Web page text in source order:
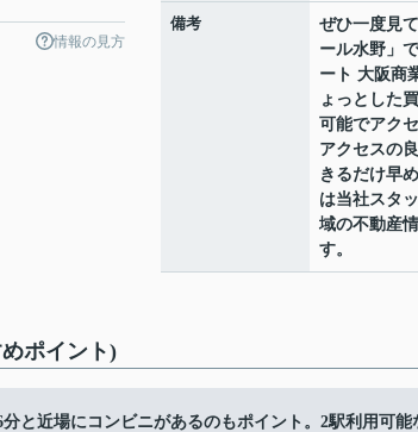
情報の見方
備考
ぜひ一度見
ール水野」
ート 大阪商
ょっとした
可能でアク
アクセスの
きるだけ早
は当社スタ
域の不動産
す。
ポイント)
と近場にコンビニがあるのもポイント。2駅利用可